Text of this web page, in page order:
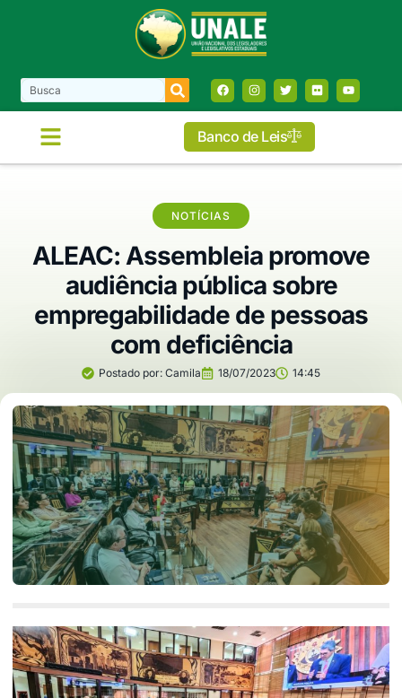
Banco de Leis
NOTÍCIAS
ALEAC: Assembleia promove
audiência pública sobre
empregabilidade de pessoas
com deficiência
Postado por: Camila 18/07/2023 14:45